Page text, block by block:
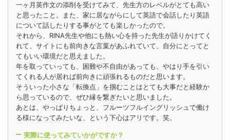
一ヶ月英作文の添削を受けてみて、先生方のレベルがとても高い
と思ったこと。また、家に居ながらにして英語で会話したり英語
について話したりする事がとても楽しかったので。
それから、RINA先生や他にも熱い心を持った先生が語りかけてく
れて、サイトにも前向きな言葉があふれていて、自分にとってと
てもいい環境だと思えました。
年を取っていっても、困難や不自由があっても、やはり手を引い
てくれる人が居れば前向きに頑張れるものだと思います。
そういった小さな「転換点」を掴むことはとても大事だと経験か
ら思っているので、ぜひ縁を繋ぎたいと思いました。
あとは、やっぱりちょっと、フルーツフルイングリッシュで働け
る様になってみたいな、という下心はアリです。笑。
実際に使ってみていかがですか？